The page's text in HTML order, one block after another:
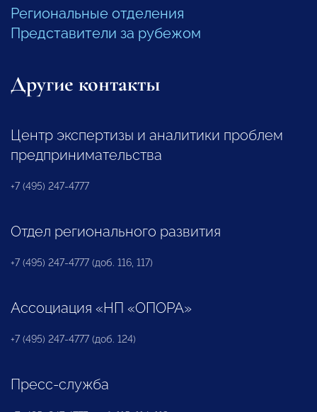
Региональные отделения
Представители за рубежом
Другие контакты
Центр экспертизы и аналитики проблем
предпринимательства
+7 (495) 247-4777
Отдел регионального развития
+7 (495) 247-4777 (доб. 116, 117)
Ассоциация «НП «ОПОРА»
+7 (495) 247-4777 (доб. 124)
Пресс-служба